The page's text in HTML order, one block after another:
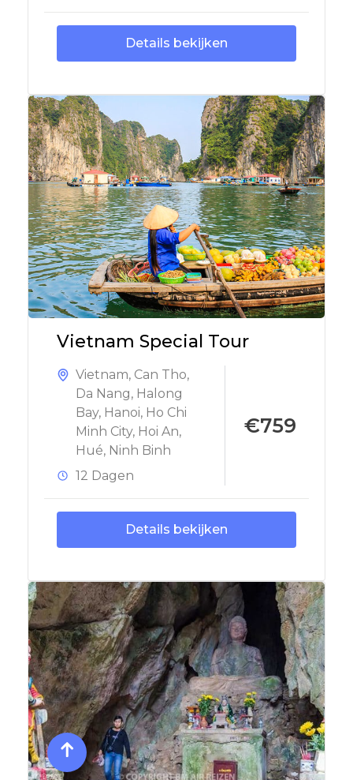
Details bekijken
Vietnam Special Tour
Vietnam, Can Tho,
Da Nang, Halong
Bay, Hanoi, Ho Chi
Minh City, Hoi An,
Hué, Ninh Binh
12 Dagen
€759
Details bekijken